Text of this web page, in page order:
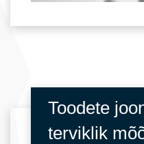
Toodete
terviklik